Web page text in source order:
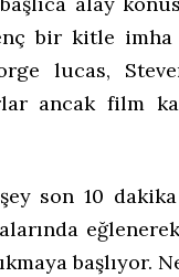
bir kitle
lucas,
ancak film
son 10
başlıyor.